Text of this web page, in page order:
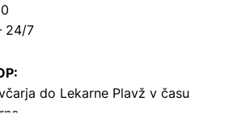
24/7
do Lekarne Plavž v času